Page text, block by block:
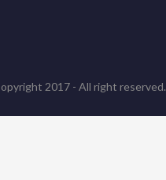
2017 - All right reserved.